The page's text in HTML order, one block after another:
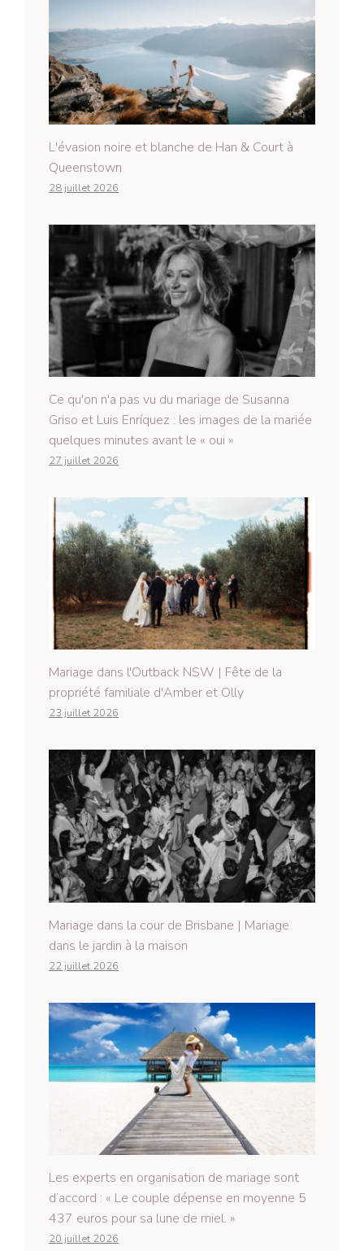
L'évasion noire et blanche de Han & Court à
Queenstown
28 juillet 2026
Ce qu'on n'a pas vu du mariage de Susanna
Griso et Luis Enríquez : les images de la mariée
quelques minutes avant le « oui »
27 juillet 2026
Mariage dans l'Outback NSW | Fête de la
propriété familiale d'Amber et Olly
23 juillet 2026
Mariage dans la cour de Brisbane | Mariage
dans le jardin à la maison
22 juillet 2026
Les experts en organisation de mariage sont
d’accord : « Le couple dépense en moyenne 5
437 euros pour sa lune de miel. »
20 juillet 2026